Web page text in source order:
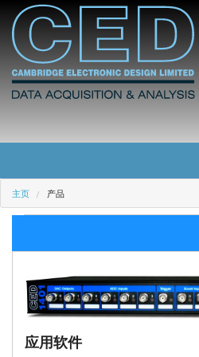
主页
价格
下载
主页 产品
应用软件